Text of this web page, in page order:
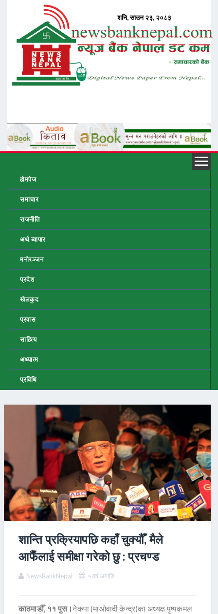
होमपेज
समाचार
राजनीति
अर्थ ब्यापार
मनोरञ्जन
प्रदेश
खेलकुद
प्रवास
साहित्य
अध्यात्म
प्रविधि
शान्ति प्रक्रियापछि कहाँ चुक्यौँ, मैले
आफैँलाई समीक्षा गरेको छु : प्रचण्ड
NewsBankNepal ५ वर्ष अगाडि
काठमाडौँ, ११ पुस।नेकपा (माओवादी केन्द्र)का अध्यक्ष पुष्पकमल